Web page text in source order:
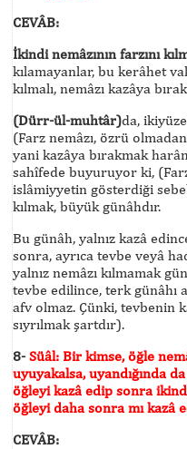
CEVÂB:
İkindi nemâzının farzını
kılamayanlar, bu kerâhet
kılmalı, nemâzı kazâya
(Dürr-ül-muhtâr)da,
(Farz nemâzı, özrü
yani kazâya bırakmak
sahîfede buyuruyor ki,
islâmiyyetin gösterdiği
kılmak, büyük günâhdır.
Bu günâh, yalnız kazâ
sonra, ayrıca tevbe veyâ
yalnız nemâzı kılmamak
tevbe edilince, terk günâhı
afv olmaz. Çünki, tevbenin
sıyrılmak şartdır).
8- Süâl: Bir kimse, öğle
uyuyakalsa, uyandığında
öğleyi kazâ edip sonra
öğleyi daha sonra mı kazâ
CEVÂB: